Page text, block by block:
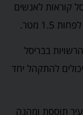
קוראות לאנשים
מטר.
הרשויות בבריסל
להתקהל יחד
עיר תוססת ומהנה